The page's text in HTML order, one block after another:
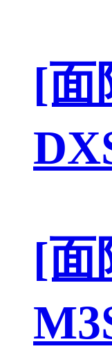
[面
[面